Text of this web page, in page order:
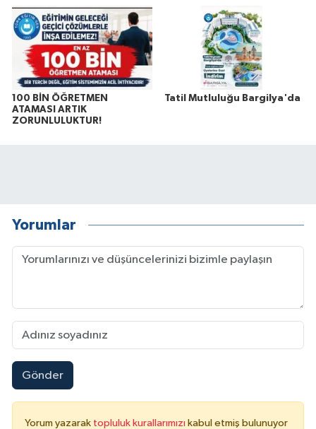
100 BİN ÖĞRETMEN
ATAMASI ARTIK
ZORUNLULUKTUR!
Tatil Mutluluğu Bargilya'da
Yorumlar
Gönder
Yorum yazarak topluluk kurallarımızı kabul etmiş bulunuyor